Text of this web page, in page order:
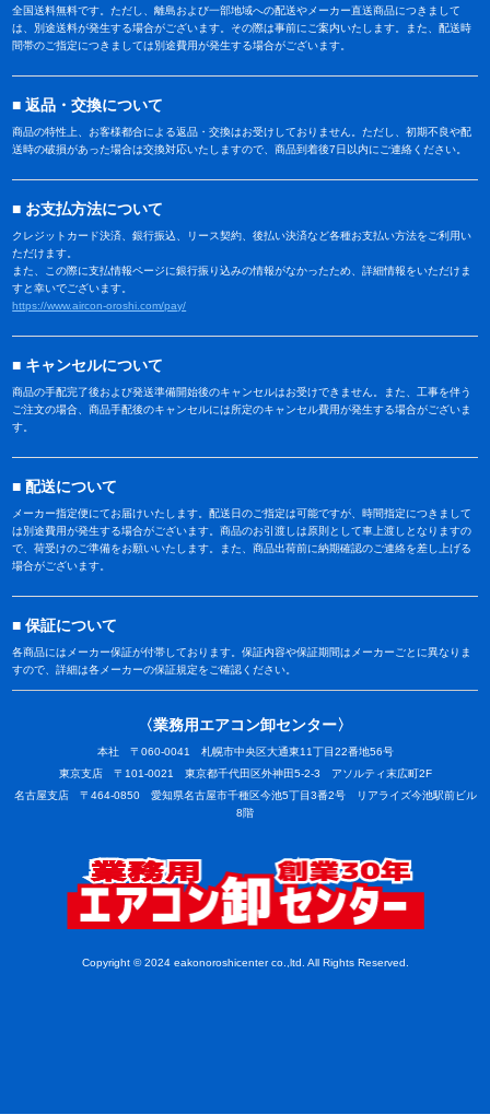
全国送料無料です。ただし、離島および一部地域への配送やメーカー直送商品につきまして
は、別途送料が発生する場合がございます。その際は事前にご案内いたします。また、配送時
間帯のご指定につきましては別途費用が発生する場合がございます。
返品・交換について
商品の特性上、お客様都合による返品・交換はお受けしておりません。ただし、初期不良や配
送時の破損があった場合は交換対応いたしますので、商品到着後7日以内にご連絡ください。
お支払方法について
クレジットカード決済、銀行振込、リース契約、後払い決済など各種お支払い方法をご利用い
ただけます。
また、この際に支払情報ページに銀行振り込みの情報がなかったため、詳細情報をいただけま
すと幸いでございます。
https://www.aircon-oroshi.com/pay/
キャンセルについて
商品の手配完了後および発送準備開始後のキャンセルはお受けできません。また、工事を伴う
ご注文の場合、商品手配後のキャンセルには所定のキャンセル費用が発生する場合がございま
す。
配送について
メーカー指定便にてお届けいたします。配送日のご指定は可能ですが、時間指定につきまして
は別途費用が発生する場合がございます。商品のお引渡しは原則として車上渡しとなりますの
で、荷受けのご準備をお願いいたします。また、商品出荷前に納期確認のご連絡を差し上げる
場合がございます。
保証について
各商品にはメーカー保証が付帯しております。保証内容や保証期間はメーカーごとに異なりま
すので、詳細は各メーカーの保証規定をご確認ください。
〈業務用エアコン卸センター〉
本社 〒060-0041 札幌市中央区大通東11丁目22番地56号
東京支店 〒101-0021 東京都千代田区外神田5-2-3 アソルティ末広町2F
名古屋支店 〒464-0850 愛知県名古屋市千種区今池5丁目3番2号 リアライズ今池駅前ビル
8階
Copyright © 2024 eakonoroshicenter co.,ltd. All Rights Reserved.